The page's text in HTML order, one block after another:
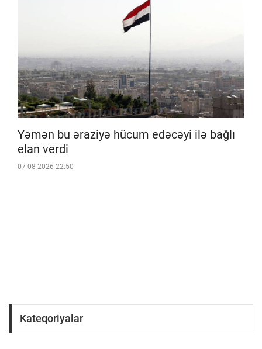
Yəmən bu əraziyə hücum edəcəyi ilə bağlı
elan verdi
07-08-2026 22:50
Kateqoriyalar